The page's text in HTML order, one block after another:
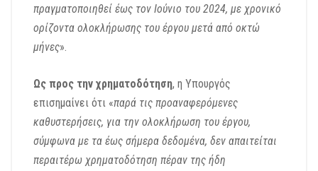
πραγματοποιηθεί έως τον Ιούνιο του 2024, με χρονικό
ορίζοντα ολοκλήρωσης του έργου μετά από οκτώ
μήνες».
Ως προς την χρηματοδότηση, η Υπουργός
επισημαίνει ότι «παρά τις προαναφερόμενες
καθυστερήσεις, για την ολοκλήρωση του έργου,
σύμφωνα με τα έως σήμερα δεδομένα, δεν απαιτείται
περαιτέρω χρηματοδότηση πέραν της ήδη